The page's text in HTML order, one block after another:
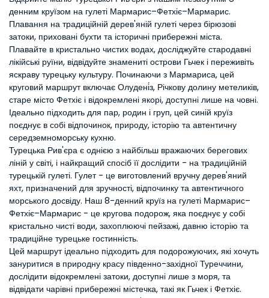
денним круїзом на гулеті Мармарис–Фетхіє–Мармарис.
Плавання на традиційній дерев'яній гулеті через бірюзові
затоки, приховані бухти та історичні прибережні міста.
Плавайте в кристально чистих водах, досліджуйте стародавні
лікійські руїни, відвідуйте знамениті острови Гьчек і переживіть
яскраву турецьку культуру. Починаючи з Мармариса, цей
круговий маршрут включає Олудені́з, Річкову долину метеликів,
старе місто Фетхіє і відокремлені якорі, доступні лише на човні.
Ідеально підходить для пар, родин і груп, цей синій круїз
поєднує в собі відпочинок, природу, історію та автентичну
середземноморську кухню.
Турецька Рив'єра є однією з найбільш вражаючих берегових
ліній у світі, і найкращий спосіб її дослідити - на традиційній
турецькій гулеті. Гулет - це виготовлений вручну дерев'яний
яхт, призначений для зручності, відпочинку та автентичного
морського досвіду. Наш 8-денний круїз на гулеті Мармарис–
Фетхіє–Мармарис - це кругова подорож, яка поєднує у собі
кристально чисті води, захоплюючі пейзажі, давню історію та
традиційне турецьке гостинність.
Цей маршрут ідеально підходить для подорожуючих, які хочуть
зануритися в природну красу південно-західної Туреччини,
дослідити відокремлені затоки, доступні лише з моря, та
відвідати чарівні прибережні містечка, такі як Гьчек і Фетхіє.